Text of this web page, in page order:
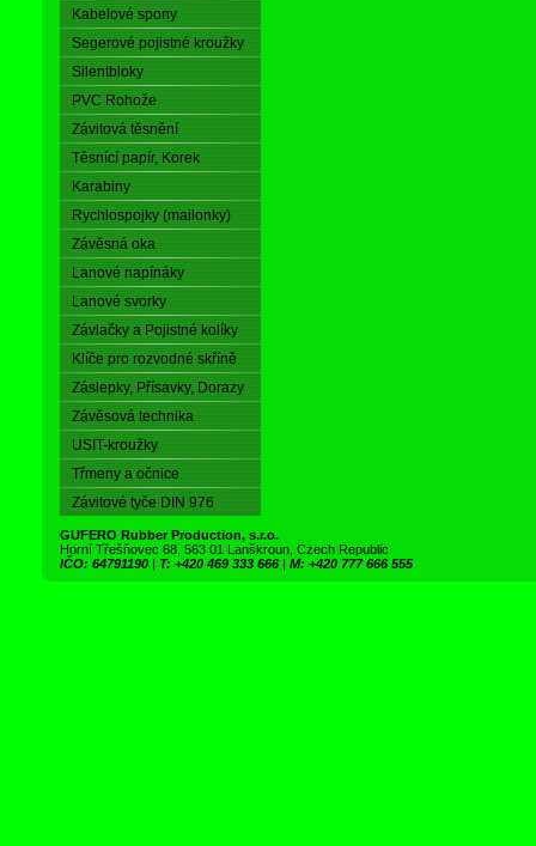
Kabelové spony
Segerové pojistné kroužky
Silentbloky
PVC Rohože
Závitová těsnění
Těsnící papír, Korek
Karabiny
Rychlospojky (mailonky)
Závěsná oka
Lanové napínáky
Lanové svorky
Závlačky a Pojistné kolíky
Klíče pro rozvodné skříně
Záslepky, Přísavky, Dorazy
Závěsová technika
USIT-kroužky
Třmeny a očnice
Závitové tyče DIN 976
GUFERO Rubber Production, s.r.o.
Horní Třešňovec 68, 563 01 Lanškroun, Czech Republic
IČO: 64791190 | T: +420 469 333 666 | M: +420 777 666 555